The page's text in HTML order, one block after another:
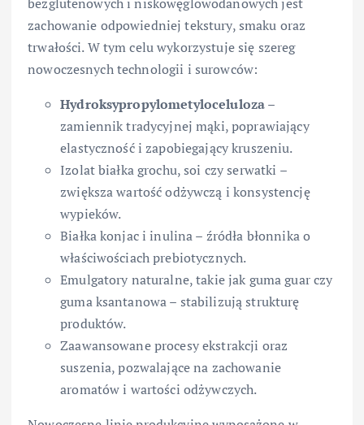
zachowanie odpowiedniej tekstury, smaku oraz
trwałości. W tym celu wykorzystuje się szereg
nowoczesnych technologii i surowców:
Hydroksypropylometyloceluloza–
zamiennik tradycyjnej mąki, poprawiający
elastyczność i zapobiegający kruszeniu.
Izolat białka grochu, soi czy serwatki –
zwiększa wartość odżywczą i konsystencję
wypieków.
Białka konjac i inulina – źródła błonnika o
właściwościach prebiotycznych.
Emulgatory naturalne, takie jak guma guar czy
guma ksantanowa – stabilizują strukturę
produktów.
Zaawansowane procesy ekstrakcji oraz
suszenia, pozwalające na zachowanie
aromatów i wartości odżywczych.